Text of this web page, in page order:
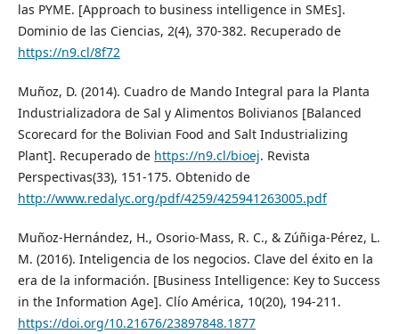
las PYME. [Approach to business intelligence in SMEs].
Dominio de las Ciencias, 2(4), 370-382. Recuperado de
https://n9.cl/8f72
Muñoz, D. (2014). Cuadro de Mando Integral para la Planta
Industrializadora de Sal y Alimentos Bolivianos [Balanced
Scorecard for the Bolivian Food and Salt Industrializing
Plant]. Recuperado de https://n9.cl/bioej. Revista
Perspectivas(33), 151-175. Obtenido de
http://www.redalyc.org/pdf/4259/425941263005.pdf
Muñoz-Hernández, H., Osorio-Mass, R. C., & Zúñiga-Pérez, L.
M. (2016). Inteligencia de los negocios. Clave del éxito en la
era de la información. [Business Intelligence: Key to Success
in the Information Age]. Clío América, 10(20), 194-211.
https://doi.org/10.21676/23897848.1877